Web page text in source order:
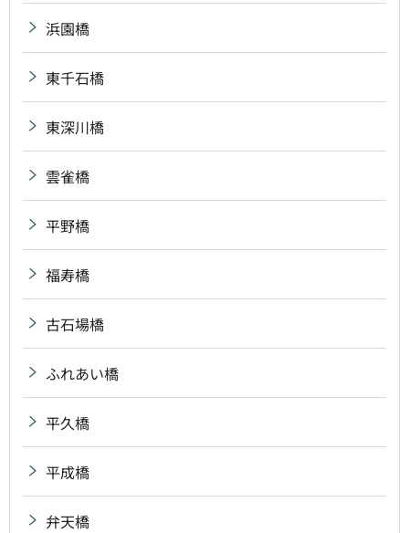
浜園橋
東千石橋
東深川橋
雲雀橋
平野橋
福寿橋
古石場橋
ふれあい橋
平久橋
平成橋
弁天橋